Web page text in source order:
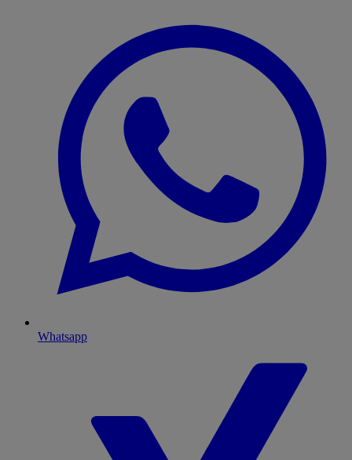
Whatsapp